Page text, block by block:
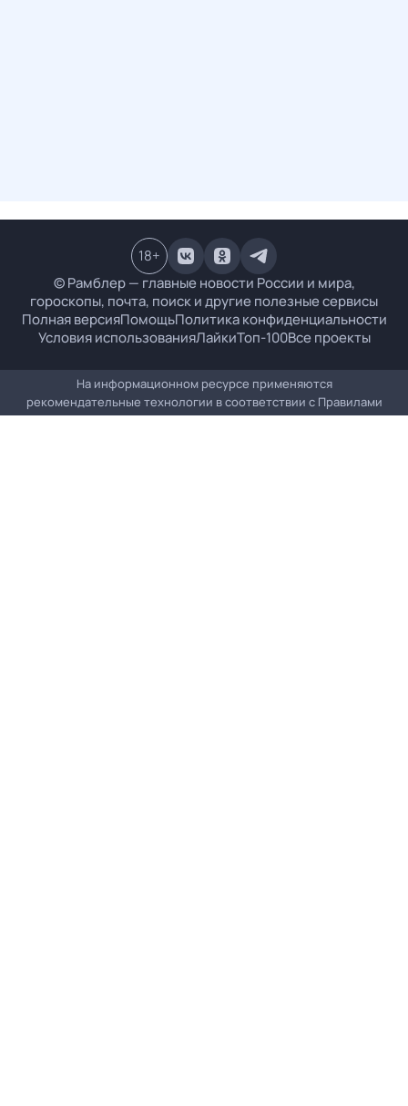
© Рамблер — главные новости России и мира,
гороскопы, почта, поиск и другие полезные сервисы
Полная версияПомощьПолитика конфиденциальности
Условия использованияЛайкиТоп-100Все проекты
18+
На информационном ресурсе применяются
рекомендательные технологии в соответствии с Правилами